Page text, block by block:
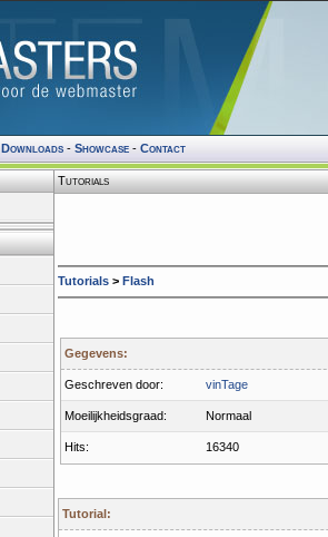
Downloads - Showcase - Contact
Tutorials
Tutorials > Flash
Gegevens:
Geschreven door: vinTage
Moeilijkheidsgraad: Normaal
Hits: 16340
Tutorial: